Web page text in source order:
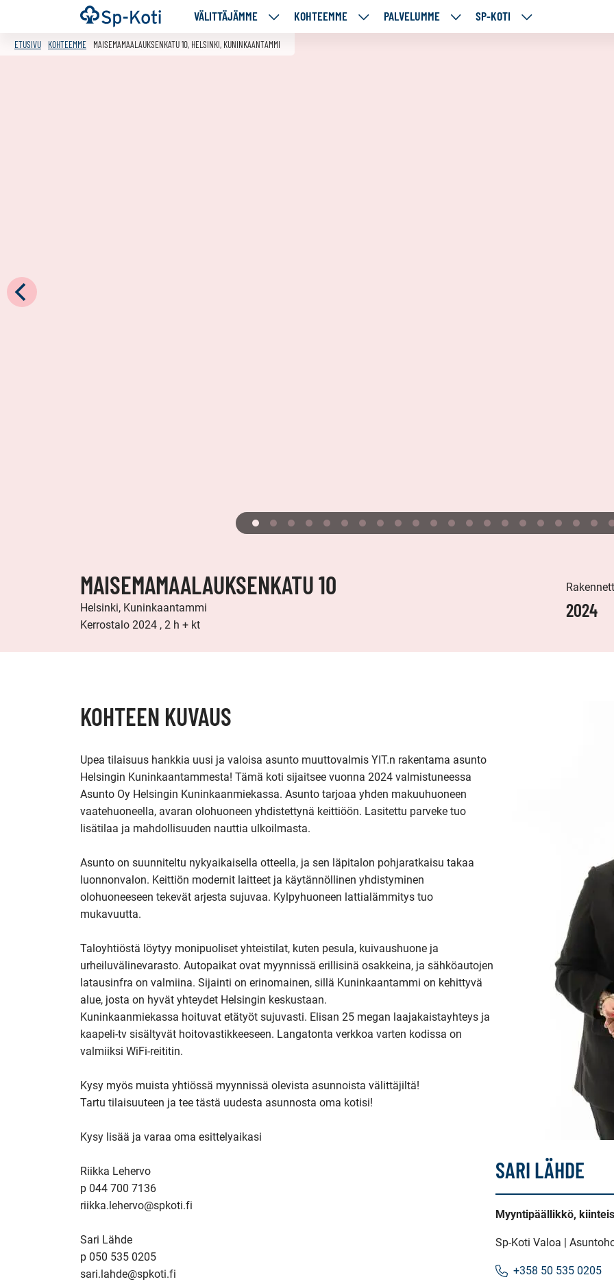
Siirry
sisältöön
Etusivu VÄLITTÄJÄMME
VÄLITTÄJÄMME
ALASIVUT
KOHTEEMME
KOHTEEMME
PALVELUMME
PALVELUMME
SP-KOTI
SP-
ETUSIVU KOHTEEMME MAISEMAMAALAUKSENKATU 10, HELSINKI, KUNINKAANTAMMI
MAISEMAMAALAUKSENKATU 10
Helsinki, Kuninkaantammi
Kerrostalo 2024 , 2 h + kt
2024
KOHTEEN KUVAUS
Upea tilaisuus hankkia uusi ja valoisa asunto muuttovalmis YIT.n rakentama asunto
Helsingin Kuninkaantammesta! Tämä koti sijaitsee vuonna 2024 valmistuneessa
Asunto Oy Helsingin Kuninkaanmiekassa. Asunto tarjoaa yhden makuuhuoneen
vaatehuoneella, avaran olohuoneen yhdistettynä keittiöön. Lasitettu parveke tuo
lisätilaa ja mahdollisuuden nauttia ulkoilmasta.
Asunto on suunniteltu nykyaikaisella otteella, ja sen läpitalon pohjaratkaisu takaa
luonnonvalon. Keittiön modernit laitteet ja käytännöllinen yhdistyminen
olohuoneeseen tekevät arjesta sujuvaa. Kylpyhuoneen lattialämmitys tuo
mukavuutta.
Taloyhtiöstä löytyy monipuoliset yhteistilat, kuten pesula, kuivaushuone ja
urheiluvälinevarasto. Autopaikat ovat myynnissä erillisinä osakkeina, ja sähköautojen
latausinfra on valmiina. Sijainti on erinomainen, sillä Kuninkaantammi on kehittyvä
alue, josta on hyvät yhteydet Helsingin keskustaan.
Kuninkaanmiekassa hoituvat etätyöt sujuvasti. Elisan 25 megan laajakaistayhteys ja
kaapeli-tv sisältyvät hoitovastikkeeseen. Langatonta verkkoa varten kodissa on
valmiiksi WiFi-reititin.
Kysy myös muista yhtiössä myynnissä olevista asunnoista välittäjiltä!
Tartu tilaisuuteen ja tee tästä uudesta asunnosta oma kotisi!
Kysy lisää ja varaa oma esittelyaikasi
Riikka Lehervo
p 044 700 7136
riikka.lehervo@spkoti.fi
Sari Lähde
p 050 535 0205
sari.lahde@spkoti.fi
SARI LÄHDE
Myyntipäällikkö,
Sp-Koti Valoa |
+358 50 535 0205